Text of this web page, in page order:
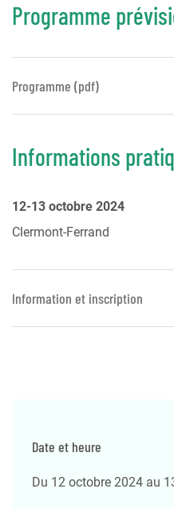
Programme
Programme (pdf)
Informations
12-13 octobre 2024
Clermont-Ferrand
Information et inscription
Date et heure
Du 12 octobre 2024 au